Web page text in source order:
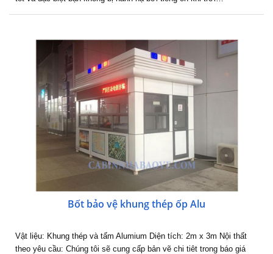
Bốt bảo vệ khung thép ốp Alu
Vật liệu: Khung thép và tấm Alumium Diện tích: 2m x 3m Nội thất
theo yêu cầu: Chúng tôi sẽ cung cấp bản vẽ chi tiêt trong báo giá